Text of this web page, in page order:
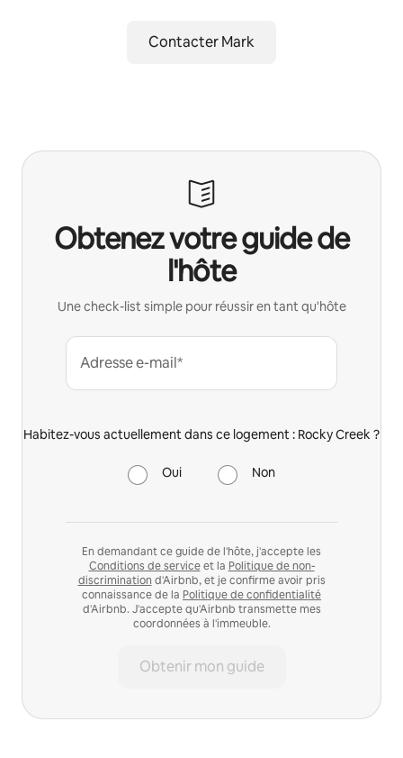
Contacter Mark
Obtenez votre guide de
l'hôte
Une check-list simple pour réussir en tant qu'hôte
Adresse e-mail*
Habitez-vous actuellement dans ce logement : Rocky Creek ?
Oui Non
En demandant ce guide de l'hôte, j'accepte les
Conditions de serviceet la Politique de non-
discrimination d'Airbnb, et je confirme avoir pris
connaissance de la Politique de confidentialité
d'Airbnb. J'accepte qu'Airbnb transmette mes
coordonnées à l'immeuble.
Obtenir mon guide